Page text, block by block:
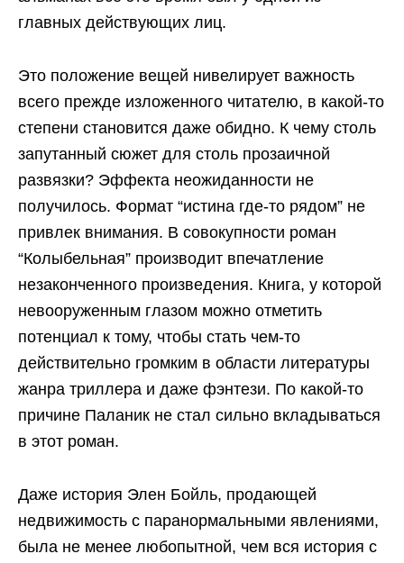
главных действующих лиц.
Это положение вещей нивелирует важность
всего прежде изложенного читателю, в какой-то
степени становится даже обидно. К чему столь
запутанный сюжет для столь прозаичной
развязки? Эффекта неожиданности не
получилось. Формат “истина где-то рядом” не
привлек внимания. В совокупности роман
“Колыбельная” производит впечатление
незаконченного произведения. Книга, у которой
невооруженным глазом можно отметить
потенциал к тому, чтобы стать чем-то
действительно громким в области литературы
жанра триллера и даже фэнтези. По какой-то
причине Паланик не стал сильно вкладываться
в этот роман.
Даже история Элен Бойль, продающей
недвижимость с паранормальными явлениями,
была не менее любопытной, чем вся история с